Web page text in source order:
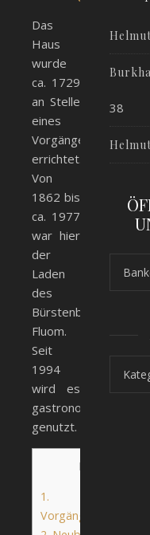
Das
Haus
wurde
ca. 1729
an Stelle
eines
Vorgängerbaus
errichtet.
Von
1862 bis
ca. 1977
war hier
der
Laden
des
Bürstenbinders
Fluom.
Seit
1994
wird es
gastronomisch
genutzt.
Inhalt
1.
Vorgängerbebauung
38